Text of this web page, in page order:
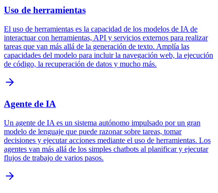
Uso de herramientas
El uso de herramientas es la capacidad de los modelos de IA de
interactuar con herramientas, API y servicios externos para realizar
tareas que van más allá de la generación de texto. Amplía las
capacidades del modelo para incluir la navegación web, la ejecución
de código, la recuperación de datos y mucho más.
Agente de IA
Un agente de IA es un sistema autónomo impulsado por un gran
modelo de lenguaje que puede razonar sobre tareas, tomar
decisiones y ejecutar acciones mediante el uso de herramientas. Los
agentes van más allá de los simples chatbots al planificar y ejecutar
flujos de trabajo de varios pasos.